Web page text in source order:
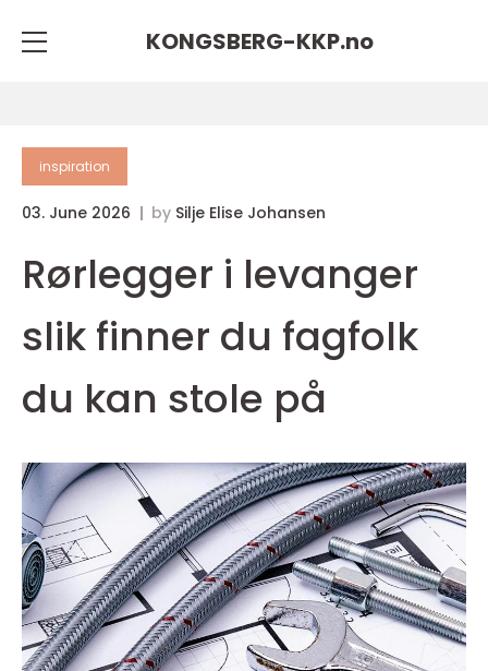
KONGSBERG-KKP.no
inspiration
03. June 2026 by Silje Elise Johansen
Rørlegger i levanger
slik finner du fagfolk
du kan stole på